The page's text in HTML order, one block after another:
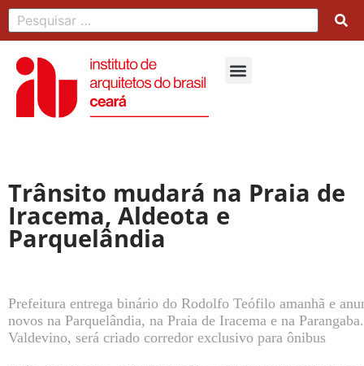
Trânsito mudará na Praia de
Iracema, Aldeota e
Parquelândia
Prefeitura entrega binário do Rodolfo Teófilo amanhã e
novos na Parquelândia, na Praia de Iracema e na
Valdevino, será criado corredor exclusivo para ônibus